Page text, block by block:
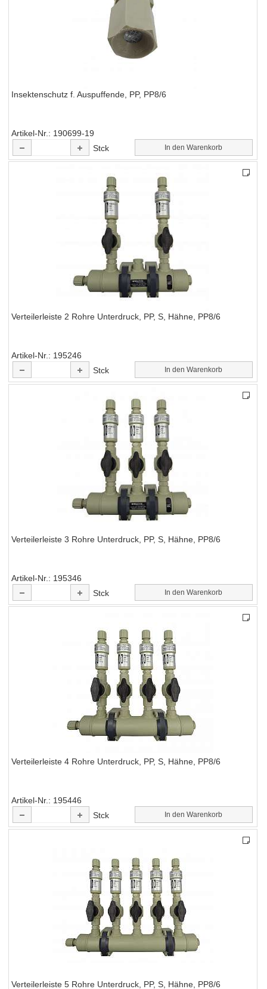
Insektenschutz f. Auspuffende, PP, PP8/6
Artikel-Nr.
190699-19
Stck
In den Warenkorb
Verteilerleiste 2 Rohre Unterdruck, PP, S, Hähne, PP8/6
Artikel-Nr.
195246
Stck
In den Warenkorb
Verteilerleiste 3 Rohre Unterdruck, PP, S, Hähne, PP8/6
Artikel-Nr.
195346
Stck
In den Warenkorb
Verteilerleiste 4 Rohre Unterdruck, PP, S, Hähne, PP8/6
Artikel-Nr.
195446
Stck
In den Warenkorb
Verteilerleiste 5 Rohre Unterdruck, PP, S, Hähne, PP8/6